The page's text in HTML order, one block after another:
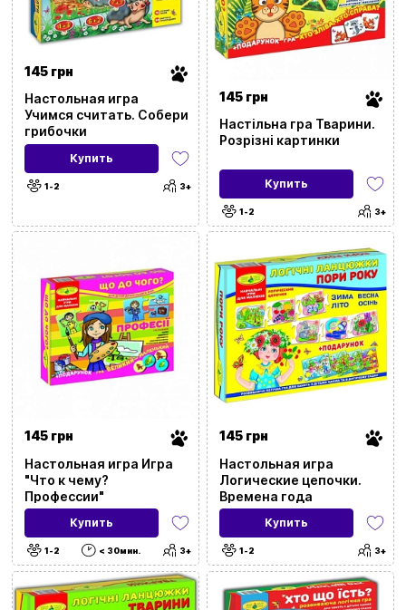
145 грн
Настольная игра
Учимся считать. Собери
грибочки
Купить
1-2 3+
145 грн
Настільна гра Тварини.
Розрізні картинки
Купить
1-2 3+
145 грн
Настольная игра Игра
"Что к чему?
Профессии"
Купить
1-2 < 30мин. 3+
145 грн
Настольная игра
Логические цепочки.
Времена года
Купить
1-2 3+